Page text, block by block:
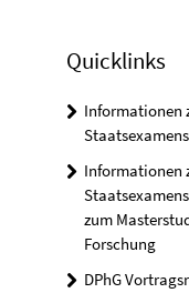
Quicklinks
Informationen
Informationen
zum
Forschung
DPhG